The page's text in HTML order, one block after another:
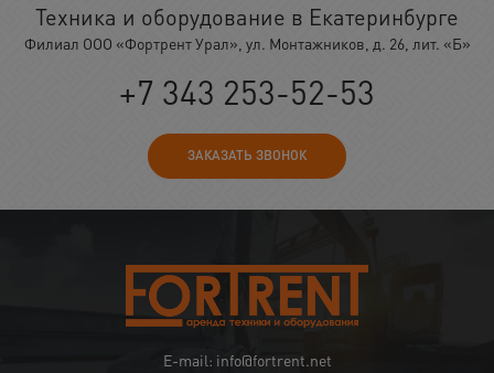
Техника и оборудование в Екатеринбурге
Филиал ООО «Фортрент Урал», ул. Монтажников, д. 26, лит. «Б»
+7 343 253-52-53
ЗАКАЗАТЬ ЗВОНОК
E-mail: info@fortrent.net